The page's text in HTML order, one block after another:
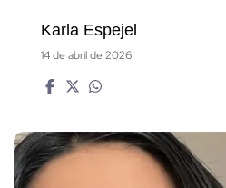
Karla Espejel
14 de abril de 2026